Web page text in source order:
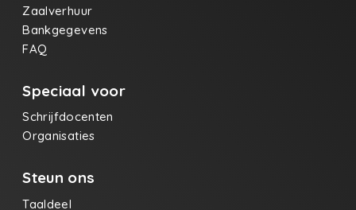
Zaalverhuur
Bankgegevens
FAQ
Speciaal voor
Schrijfdocenten
Organisaties
Steun ons
Taaldeel